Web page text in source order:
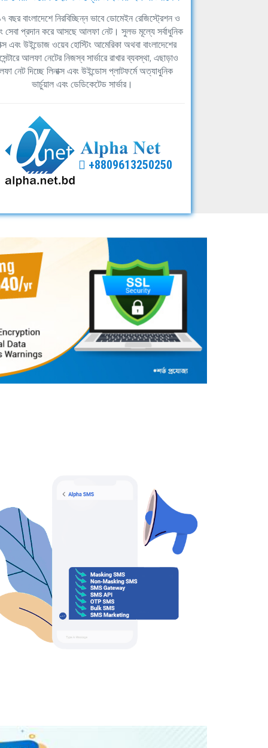
বছর বাংলাদেশে নিরবিচ্ছিন্ন ভাবে ডোমেইন রেজিস্ট্রেশন ও
সেবা প্রদান করে আসছে আলফা নেট। সুলভ মূল্যে সর্বাধুনিক
এবং উইন্ডোজ ওয়েব হোস্টিং আমেরিকা অথবা বাংলাদেশের
আলফা নেটের নিজস্ব সার্ভারে রাখার ব্যবস্থা, এছাড়াও
নেট দিচ্ছে লিনাক্স এবং উইন্ডোস প্লাটফর্মে অত্যাধুনিক
ভার্চুয়াল এবং ডেডিকেটেড সার্ভার।
+8809613250250